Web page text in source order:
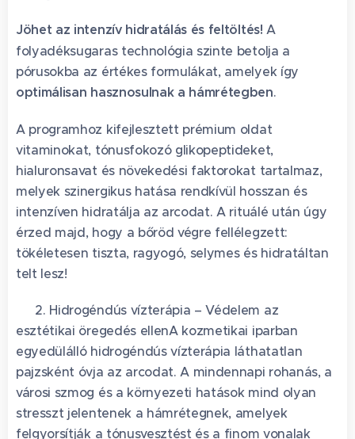
Jöhet az intenzív hidratálás és feltöltés! A
folyadéksugaras technológia szinte betolja a
pórusokba az értékes formulákat, amelyek így
optimálisan hasznosulnak a hámrétegben.
A programhoz kifejlesztett prémium oldat
vitaminokat, tónusfokozó glikopeptideket,
hialuronsavat és növekedési faktorokat tartalmaz,
melyek szinergikus hatása rendkívül hosszan és
intenzíven hidratálja az arcodat. A rituálé után úgy
érzed majd, hogy a bőröd végre fellélegzett:
tökéletesen tiszta, ragyogó, selymes és hidratáltan
telt lesz! 🌊👑
🌀 2. Hidrogéndús vízterápia – Védelem az
esztétikai öregedés ellenA kozmetikai iparban
egyedülálló hidrogéndús vízterápia láthatatlan
pajzsként óvja az arcodat. A mindennapi rohanás, a
városi szmog és a környezeti hatások mind olyan
stresszt jelentenek a hámrétegnek, amelyek
felgyorsítják a tónusvesztést és a finom vonalak